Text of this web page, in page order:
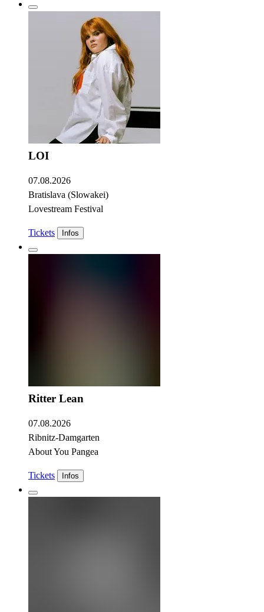
LOI
07.08.2026
Bratislava (Slowakei)
Lovestream Festival
Tickets Infos
Ritter Lean
07.08.2026
Ribnitz-Damgarten
About You Pangea
Tickets Infos